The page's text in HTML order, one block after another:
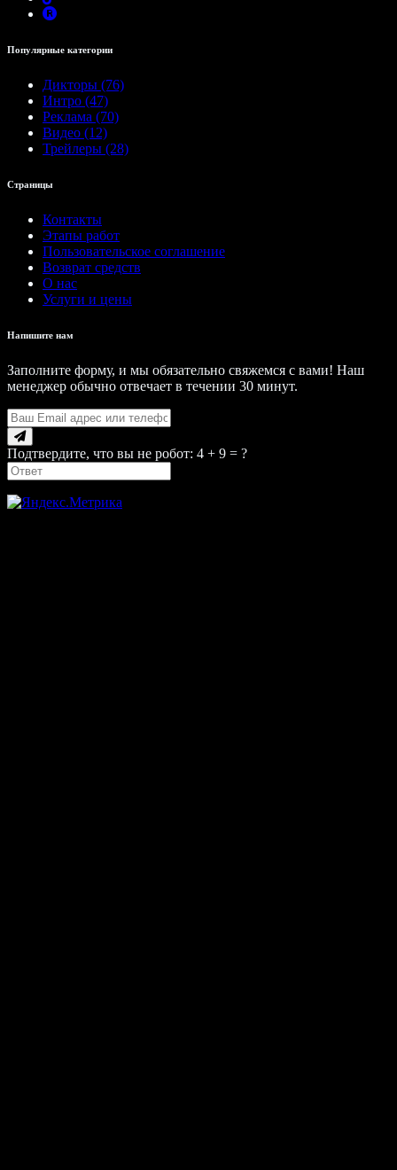
Популярные категории
Дикторы (76)
Интро (47)
Реклама (70)
Видео (12)
Трейлеры (28)
Страницы
Контакты
Этапы работ
Пользовательское соглашение
Возврат средств
О нас
Услуги и цены
Напишите нам
Заполните форму, и мы обязательно свяжемся с вами! Наш
менеджер обычно отвечает в течении 30 минут.
Подтвердите, что вы не робот: 4 + 9 = ?